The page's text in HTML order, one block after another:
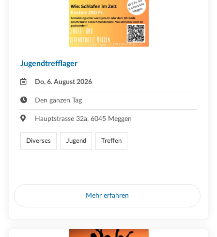
Jugendtrefflager
Do, 6. August 2026
Den ganzen Tag
Hauptstrasse 32a, 6045 Meggen
Diverses Jugend Treffen
Mehr erfahren